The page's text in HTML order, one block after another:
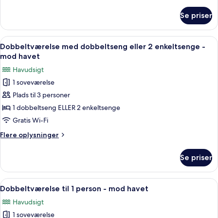
dobbeltværelse
til
1
person
Se priser
Indlæs
alle
af
Dobbeltværelse
med
dobbeltseng
eller
2
enkeltsenge
mod
havet
Et soveværelse med himmelseng, to
6
Dobbeltværelse med dobbeltseng eller 2 enkeltsenge -
mod havet
Havudsigt
1 soveværelse
Plads til 3 personer
1 dobbeltseng ELLER 2 enkeltsenge
Gratis Wi-Fi
Flere oplysninger
Flere
med
dobbeltseng
eller
enkeltsenge
Se priser
Indlæs
alle
billeder
Et soveværelse med himmelseng, to
6
Dobbeltværelse til 1 person - mod havet
Havudsigt
1 soveværelse